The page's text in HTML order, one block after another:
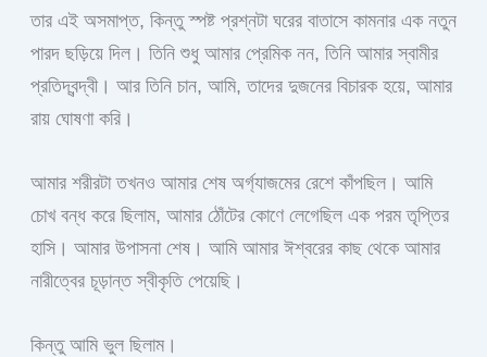
তার এই অসমাপ্ত, কিন্তু স্পষ্ট প্রশ্নটা ঘরের বাতাসে কামনার এক নতুন
পারদ ছড়িয়ে দিল। তিনি শুধু আমার প্রেমিক নন, তিনি আমার স্বামীর
প্রতিদ্বন্দ্বী। আর তিনি চান, আমি, তাদের দুজনের বিচারক হয়ে, আমার
রায় ঘোষণা করি।
আমার শরীরটা তখনও আমার শেষ অর্গ্যাজমের রেশে কাঁপছিল। আমি
চোখ বন্ধ করে ছিলাম, আমার ঠোঁটের কোণে লেগেছিল এক পরম তৃপ্তির
হাসি। আমার উপাসনা শেষ। আমি আমার ঈশ্বরের কাছ থেকে আমার
নারীত্বের চূড়ান্ত স্বীকৃতি পেয়েছি।
কিন্তু আমি ভুল ছিলাম।